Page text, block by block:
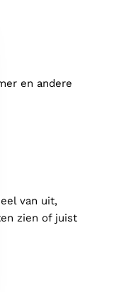
en andere
van uit,
zien of juist